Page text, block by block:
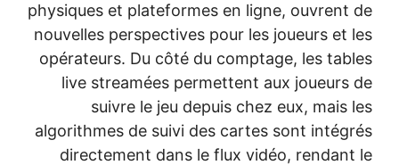
physiques et plateformes en
nouvelles perspectives pour les
opérateurs. Du côté du
live streamées permettent
suivre le jeu depuis chez
algorithmes de suivi des cartes
directement dans le flux